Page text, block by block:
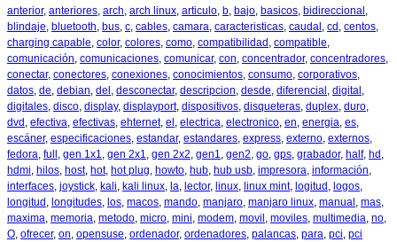
anterior, anteriores, arch, arch linux, articulo, b, bajo, basicos, bidireccional ,
blindaje, bluetooth, bus, c, cables, camara, caracteristicas, caudal , cd , centos,
charging capable, color, colores, como, compatibilidad , compatible,
comunicación, comunicaciones, comunicar, con, concentrador, concentradores,
conectar, conectores, conexiones, conocimientos, consumo, corporativos,
datos, de, debian, del , desconectar, descripcion, desde, diferencial , digital ,
digitales, disco, display, displayport, dispositivos, disqueteras, duplex, duro,
dvd , efectiva, efectivas, ehternet, el , electrica, electronico, en, energia, es,
escáner, especificaciones, estandar, estandares, express, externo, externos,
fedora, full , gen 1x1, gen 2x1, gen 2x2, gen1, gen2, go, gps, grabador, half, hd ,
hdmi, hilos, host, hot, hot plug, howto, hub, hub usb, impresora, información,
interfaces, joystick, kali, kali linux, la, lector, linux, linux mint, logitud , logos,
longitud , longitudes, los, macos, mando, manjaro, manjaro linux, manual , mas,
maxima, memoria, metodo, micro, mini, modem, movil , moviles, multimedia, no,
O, ofrecer, on, opensuse, ordenador, ordenadores, palancas, para, pci, pci